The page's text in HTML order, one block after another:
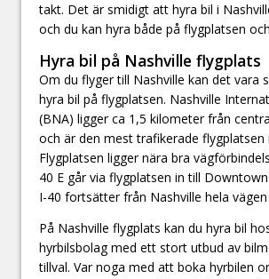
takt. Det är smidigt att hyra bil i
och du kan hyra både på flygplatsen
Hyra bil på Nashville flygplats
Om du flyger till Nashville kan det vara
hyra bil på flygplatsen. Nashville
(BNA) ligger ca 1,5 kilometer från
och är den mest trafikerade flygplatsen
Flygplatsen ligger nära bra
40 E går via flygplatsen in till
I-40 fortsätter från Nashville hela
På Nashville flygplats kan du hyra bil
hyrbilsbolag med ett stort utbud av
tillval. Var noga med att boka hyrbilen